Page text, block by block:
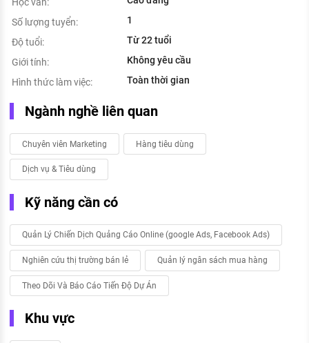
Học vấn:
Số lượng tuyển:
1
Độ tuổi:
Từ 22 tuổi
Giới tính:
Không yêu cầu
Hình thức làm việc:
Toàn thời gian
Ngành nghề liên quan
Chuyên viên Marketing Hàng tiêu dùng
Dịch vụ & Tiêu dùng
Kỹ năng cần có
Quản Lý Chiến Dịch Quảng Cáo Online (google Ads, Facebook Ads)
Nghiên cứu thị trường bán lẻ Quản lý ngân sách mua hàng
Theo Dõi Và Báo Cáo Tiến Độ Dự Án
Khu vực